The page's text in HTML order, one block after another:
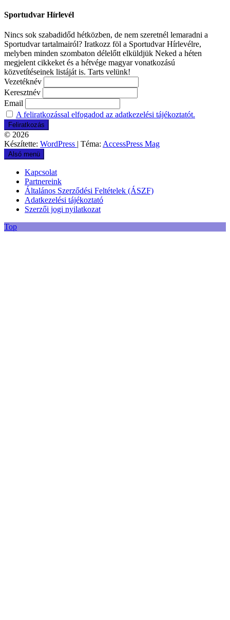
Sportudvar Hírlevél
Nincs sok szabadidőd hétközben, de nem szeretnél lemaradni a
Sportudvar tartalmairól? Iratkozz föl a Sportudvar Hírlevélre,
melyben minden szombaton délelőtt elküldjük Neked a héten
megjelent cikkeket és a hétvége magyar vonatkozású
közvetítéseinek listáját is. Tarts velünk!
Vezetéknév
Keresztnév
Email
A feliratkozással elfogadod az adatkezelési tájékoztatót.
© 2026
Készítette: WordPress | Téma: AccessPress Mag
Alsó menü
Kapcsolat
Partnereink
Általános Szerződési Feltételek (ÁSZF)
Adatkezelési tájékoztató
Szerzői jogi nyilatkozat
Top